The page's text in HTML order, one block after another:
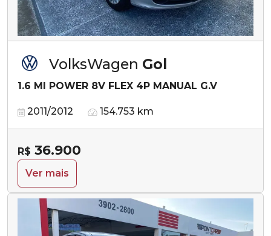
VolksWagen Gol
1.6 MI POWER 8V FLEX 4P MANUAL G.V
2011/2012 154.753 km
R$ 36.900
Ver mais